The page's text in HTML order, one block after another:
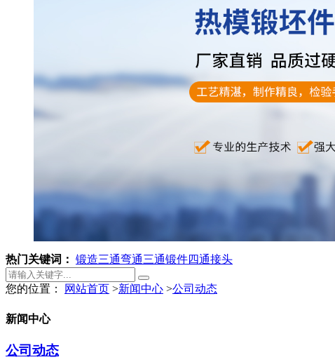
热门关键词： 锻造三通弯通三通锻件四通接头
您的位置： 网站首页 >新闻中心 >公司动态
新闻中心
公司动态